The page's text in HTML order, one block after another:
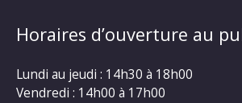
Horaires d’ouverture au
Lundi au jeudi : 14h30 à 18h00
Vendredi : 14h00 à 17h00